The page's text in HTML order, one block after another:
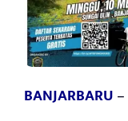
BANJARBARU–